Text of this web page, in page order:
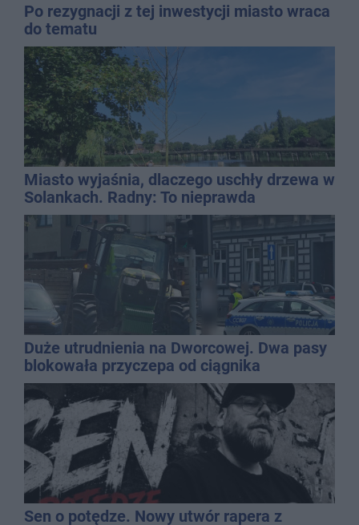
Po rezygnacji z tej inwestycji miasto wraca
do tematu
Miasto wyjaśnia, dlaczego uschły drzewa w
Solankach. Radny: To nieprawda
Duże utrudnienia na Dworcowej. Dwa pasy
blokowała przyczepa od ciągnika
Sen o potędze. Nowy utwór rapera z